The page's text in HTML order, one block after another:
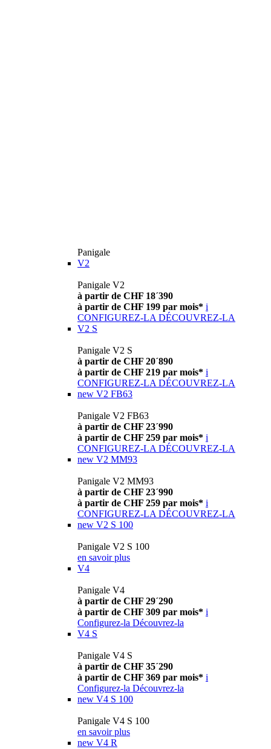
Panigale
V2
Panigale V2
à partir de CHF 18´390
à partir de CHF 199 par mois* i
CONFIGUREZ-LA DÉCOUVREZ-LA
V2 S
Panigale V2 S
à partir de CHF 20´890
à partir de CHF 219 par mois* i
CONFIGUREZ-LA DÉCOUVREZ-LA
new V2 FB63
Panigale V2 FB63
à partir de CHF 23´990
à partir de CHF 259 par mois* i
CONFIGUREZ-LA DÉCOUVREZ-LA
new V2 MM93
Panigale V2 MM93
à partir de CHF 23´990
à partir de CHF 259 par mois* i
CONFIGUREZ-LA DÉCOUVREZ-LA
new V2 S 100
Panigale V2 S 100
en savoir plus
V4
Panigale V4
à partir de CHF 29´290
à partir de CHF 309 par mois* i
Configurez-la Découvrez-la
V4 S
Panigale V4 S
à partir de CHF 35´290
à partir de CHF 369 par mois* i
Configurez-la Découvrez-la
new V4 S 100
Panigale V4 S 100
en savoir plus
new V4 R